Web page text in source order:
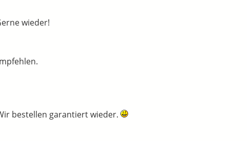
wieder!
bestellen garantiert wieder.